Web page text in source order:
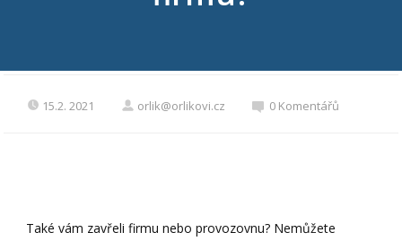
15.2. 2021 orlik@orlikovi.cz 0 Komentářů
Také vám zavřeli firmu nebo provozovnu? Nemůžete